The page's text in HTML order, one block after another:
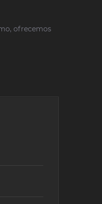
ofrecemos